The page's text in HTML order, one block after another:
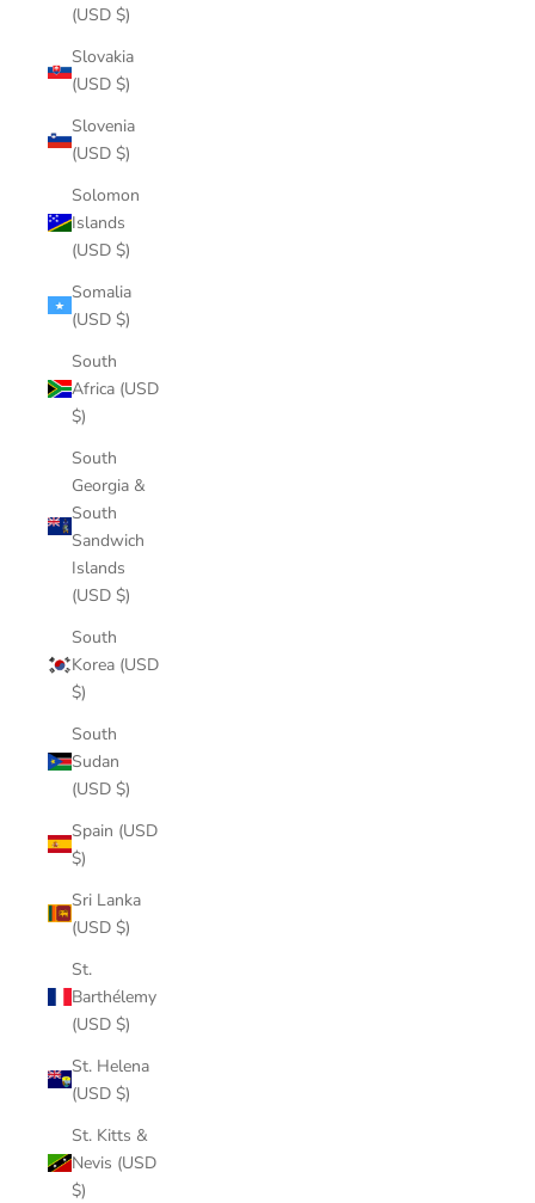
(USD $)
Slovakia
(USD $)
Slovenia
(USD $)
Solomon
Islands
(USD $)
Somalia
(USD $)
South
Africa (USD
$)
South
Georgia &
South
Sandwich
Islands
(USD $)
South
Korea (USD
$)
South
Sudan
(USD $)
Spain (USD
$)
Sri Lanka
(USD $)
St.
Barthélemy
(USD $)
St. Helena
(USD $)
St. Kitts &
Nevis (USD
$)